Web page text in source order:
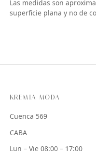
Las medidas son
superficie plana y no de
KREMIA MODA
Cuenca 569
CABA
Lun – Vie 08:00 – 17:00